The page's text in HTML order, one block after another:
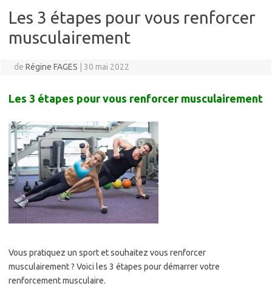
Les 3 étapes pour vous renforcer
musculairement
de Régine FAGES 30 mai 2022
Les 3 étapes pour vous renforcer musculairement
Vous pratiquez un sport et souhaitez vous renforcer
musculairement ? Voici les 3 étapes pour démarrer votre
renforcement musculaire.